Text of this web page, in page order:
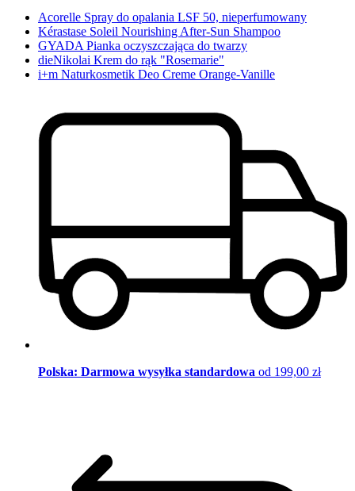
Acorelle Spray do opalania LSF 50, nieperfumowany
Kérastase Soleil Nourishing After-Sun Shampoo
GYADA Pianka oczyszczająca do twarzy
dieNikolai Krem do rąk "Rosemarie"
i+m Naturkosmetik Deo Creme Orange-Vanille
Polska: Darmowa wysyłka standardowa od 199,00 zł